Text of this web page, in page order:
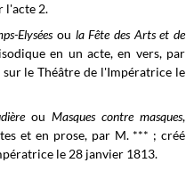
l'acte 2.
Elysées ou la Fête des Arts et de
en un acte, en vers, par
sur leThéâtre de l'Impératrice le
ou Masques contre masques,
et en prose, par M. *** ; créé
le 28 janvier 1813.